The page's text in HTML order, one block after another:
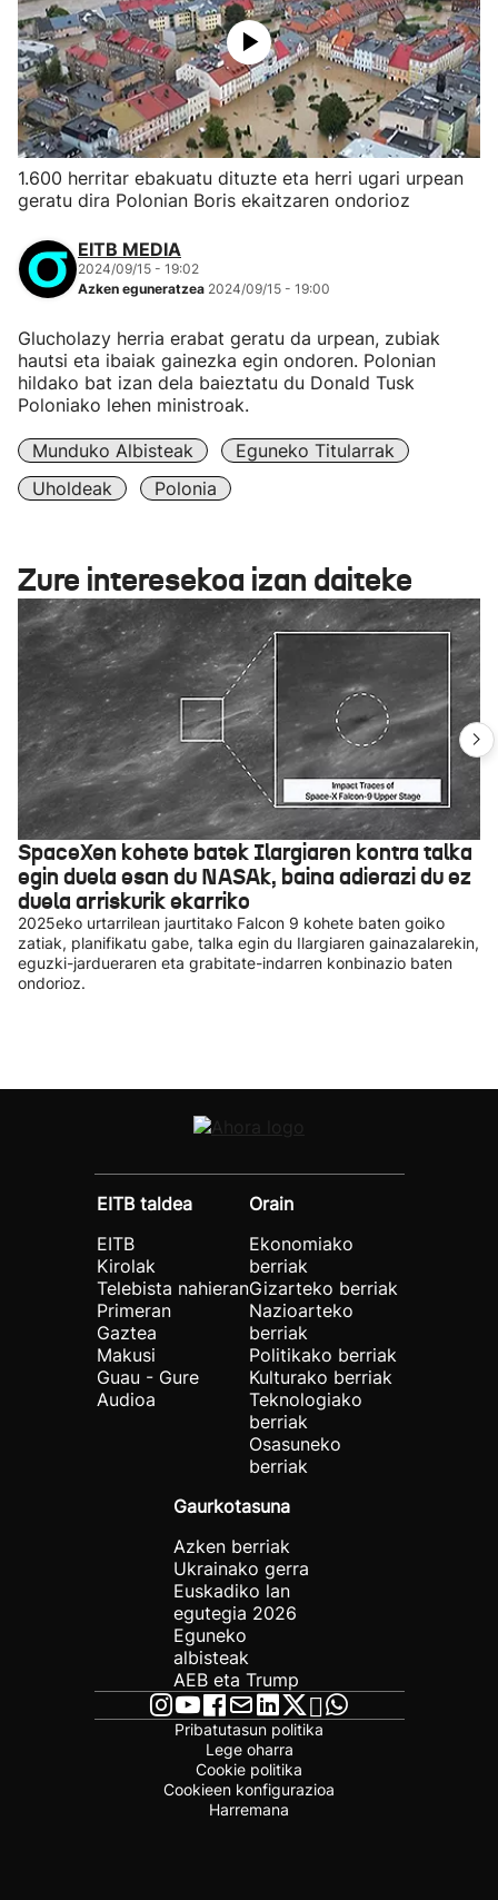
1.600 herritar ebakuatu dituzte eta herri ugari urpean
geratu dira Polonian Boris ekaitzaren ondorioz
EITB MEDIA
2024/09/15 - 19:02
Azken eguneratzea 2024/09/15 - 19:00
Glucholazy herria erabat geratu da urpean, zubiak
hautsi eta ibaiak gainezka egin ondoren. Polonian
hildako bat izan dela baieztatu du Donald Tusk
Poloniako lehen ministroak.
Munduko Albisteak
Eguneko Titularrak
Uholdeak
Polonia
Zure interesekoa izan daiteke
SpaceXen kohete batek Ilargiaren kontra talka
egin duela esan du NASAk, baina adierazi du ez
duela arriskurik ekarriko
2025eko urtarrilean jaurtitako Falcon 9 kohete baten goiko
zatiak, planifikatu gabe, talka egin du Ilargiaren gainazalarekin,
eguzki-jardueraren eta grabitate-indarren konbinazio baten
ondorioz.
EITB taldea
EITB
Kirolak
Telebista nahieran
Primeran
Gaztea
Makusi
Guau - Gure
Audioa
Orain
Ekonomiako
berriak
Gizarteko berriak
Nazioarteko
berriak
Politikako berriak
Kulturako berriak
Teknologiako
berriak
Osasuneko
berriak
Gaurkotasuna
Azken berriak
Ukrainako gerra
Euskadiko lan
egutegia 2026
Eguneko
albisteak
AEB eta Trump
Pribatutasun politika
Lege oharra
Cookie politika
Cookieen konfigurazioa
Harremana